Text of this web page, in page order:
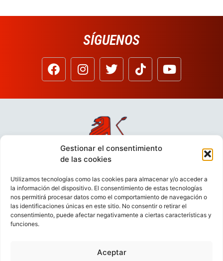
Gestionar el consentimiento
de las cookies
Utilizamos tecnologías como las cookies para almacenar y/o acceder a
la información del dispositivo. El consentimiento de estas tecnologías
nos permitirá procesar datos como el comportamiento de navegación o
las identificaciones únicas en este sitio. No consentir o retirar el
consentimiento, puede afectar negativamente a ciertas características y
funciones.
Aceptar
SÍGUENOS